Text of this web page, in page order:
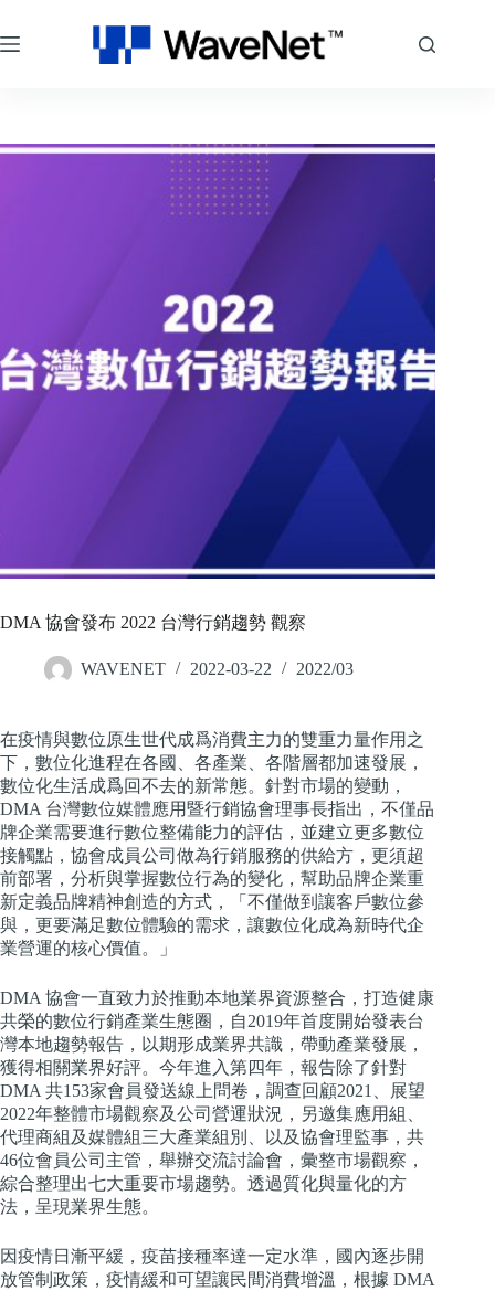
至
主
DMA 協會發布 2022 台灣行銷趨勢 觀察
WAVENET 2022-03-22 2022/03
在疫情與數位原生世代成爲消費主力的雙重力量作用之
下，數位化進程在各國、各產業、各階層都加速發展，
數位化生活成爲回不去的新常態。針對市場的變動，
DMA 台灣數位媒體應用暨行銷協會理事長指出，不僅品
牌企業需要進行數位整備能力的評估，並建立更多數位
接觸點，協會成員公司做為行銷服務的供給方，更須超
前部署，分析與掌握數位行為的變化，幫助品牌企業重
新定義品牌精神創造的方式，「不僅做到讓客戶數位參
與，更要滿足數位體驗的需求，讓數位化成為新時代企
業營運的核心價值。」
DMA 協會一直致力於推動本地業界資源整合，打造健康
共榮的數位行銷產業生態圈，自2019年首度開始發表台
灣本地趨勢報告，以期形成業界共識，帶動產業發展，
獲得相關業界好評。今年進入第四年，報告除了針對
DMA 共153家會員發送線上問卷，調查回顧2021、展望
2022年整體市場觀察及公司營運狀況，另邀集應用組、
代理商組及媒體組三大產業組別、以及協會理監事，共
46位會員公司主管，舉辦交流討論會，彙整市場觀察，
綜合整理出七大重要市場趨勢。透過質化與量化的方
法，呈現業界生態。
因疫情日漸平緩，疫苗接種率達一定水準，國內逐步開
放管制政策，疫情緩和可望讓民間消費增溫，根據 DMA